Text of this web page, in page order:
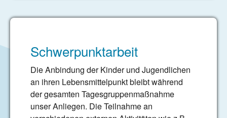
Schwerpunktarbeit
Die Anbindung der Kinder und Jugendlichen
an ihren Lebensmittelpunkt bleibt während
der gesamten Tagesgruppenmaßnahme
unser Anliegen. Die Teilnahme an